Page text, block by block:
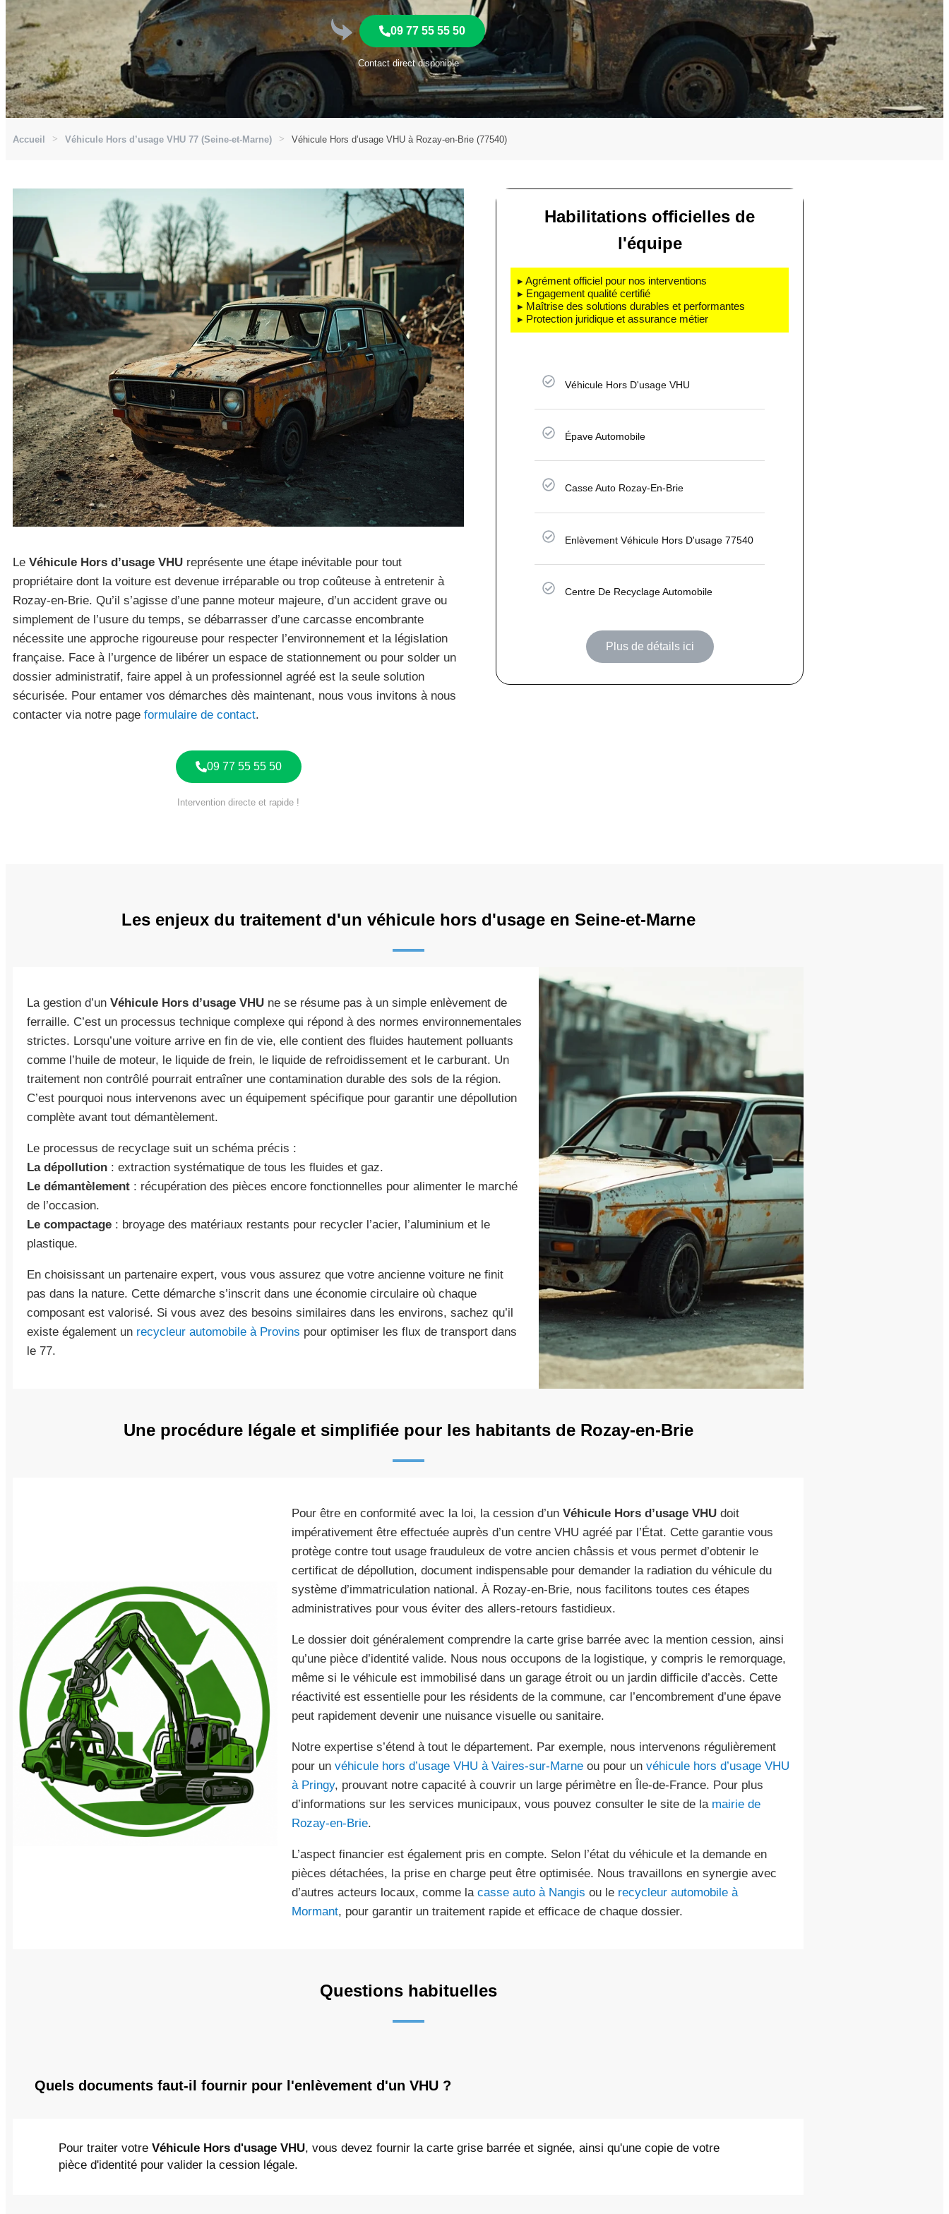
09 77 55 55 50
Contact direct disponible
Accueil Véhicule Hors d’usage VHU 77 (Seine-et-Marne) Véhicule Hors d’usage VHU à Rozay-en-Brie (77540)
Le Véhicule Hors d’usage VHU représente une étape inévitable pour tout
propriétaire dont la voiture est devenue irréparable ou trop coûteuse à entretenir à
Rozay-en-Brie. Qu’il s’agisse d’une panne moteur majeure, d’un accident grave ou
simplement de l’usure du temps, se débarrasser d’une carcasse encombrante
nécessite une approche rigoureuse pour respecter l’environnement et la législation
française. Face à l’urgence de libérer un espace de stationnement ou pour solder un
dossier administratif, faire appel à un professionnel agréé est la seule solution
sécurisée. Pour entamer vos démarches dès maintenant, nous vous invitons à nous
contacter via notre page formulaire de contact.
09 77 55 55 50
Intervention directe et rapide !
Habilitations officielles de
l'équipe
▸ Agrément officiel pour nos interventions
▸ Engagement qualité certifié
▸ Maîtrise des solutions durables et performantes
▸ Protection juridique et assurance métier
Véhicule Hors D'usage VHU
Épave Automobile
Casse Auto Rozay-En-Brie
Enlèvement Véhicule Hors D'usage 77540
Centre De Recyclage Automobile
Plus de détails ici
Les enjeux du traitement d'un véhicule hors d'usage en Seine-et-Marne
La gestion d’un Véhicule Hors d’usage VHU ne se résume pas à un simple enlèvement de
ferraille. C’est un processus technique complexe qui répond à des normes environnementales
strictes. Lorsqu’une voiture arrive en fin de vie, elle contient des fluides hautement polluants
comme l’huile de moteur, le liquide de frein, le liquide de refroidissement et le carburant. Un
traitement non contrôlé pourrait entraîner une contamination durable des sols de la région.
C’est pourquoi nous intervenons avec un équipement spécifique pour garantir une dépollution
complète avant tout démantèlement.
Le processus de recyclage suit un schéma précis :
La dépollution : extraction systématique de tous les fluides et gaz.
Le démantèlement : récupération des pièces encore fonctionnelles pour alimenter le marché
de l’occasion.
Le compactage : broyage des matériaux restants pour recycler l’acier, l’aluminium et le
plastique.
En choisissant un partenaire expert, vous vous assurez que votre ancienne voiture ne finit
pas dans la nature. Cette démarche s’inscrit dans une économie circulaire où chaque
composant est valorisé. Si vous avez des besoins similaires dans les environs, sachez qu’il
existe également un recycleur automobile à Provins pour optimiser les flux de transport dans
le 77.
Une procédure légale et simplifiée pour les habitants de Rozay-en-Brie
Pour être en conformité avec la loi, la cession d’un Véhicule Hors d’usage VHUdoit
impérativement être effectuée auprès d’un centre VHU agréé par l’État. Cette garantie vous
protège contre tout usage frauduleux de votre ancien châssis et vous permet d’obtenir le
certificat de dépollution, document indispensable pour demander la radiation du véhicule du
système d’immatriculation national. À Rozay-en-Brie, nous facilitons toutes ces étapes
administratives pour vous éviter des allers-retours fastidieux.
Le dossier doit généralement comprendre la carte grise barrée avec la mention cession, ainsi
qu’une pièce d’identité valide. Nous nous occupons de la logistique, y compris le remorquage,
même si le véhicule est immobilisé dans un garage étroit ou un jardin difficile d’accès. Cette
réactivité est essentielle pour les résidents de la commune, car l’encombrement d’une épave
peut rapidement devenir une nuisance visuelle ou sanitaire.
Notre expertise s’étend à tout le département. Par exemple, nous intervenons régulièrement
pour un véhicule hors d’usage VHU à Vaires-sur-Marneou pour un véhicule hors d’usage VHU
à Pringy, prouvant notre capacité à couvrir un large périmètre en Île-de-France. Pour plus
d’informations sur les services municipaux, vous pouvez consulter le site de la mairie de
Rozay-en-Brie.
L’aspect financier est également pris en compte. Selon l’état du véhicule et la demande en
pièces détachées, la prise en charge peut être optimisée. Nous travaillons en synergie avec
d’autres acteurs locaux, comme la casse auto à Nangis ou le recycleur automobile à
Mormant, pour garantir un traitement rapide et efficace de chaque dossier.
Questions habituelles
Quels documents faut-il fournir pour l'enlèvement d'un VHU ?
Pour traiter votre Véhicule Hors d'usage VHU, vous devez fournir la carte grise barrée et signée, ainsi qu'une copie de votre
pièce d'identité pour valider la cession légale.